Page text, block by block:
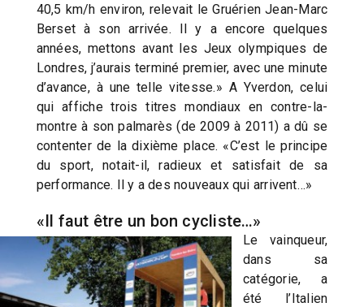
40,5 km/h environ, relevait le Gruérien Jean-Marc
Berset à son arrivée. Il y a encore quelques
années, mettons avant les Jeux olympiques de
Londres, j’aurais terminé premier, avec une minute
d’avance, à une telle vitesse.» A Yverdon, celui
qui affiche trois titres mondiaux en contre-la-
montre à son palmarès (de 2009 à 2011) a dû se
contenter de la dixième place. «C’est le principe
du sport, notait-il, radieux et satisfait de sa
performance. Il y a des nouveaux qui arrivent…»
«Il faut être un bon cycliste…»
Le vainqueur,
dans sa
catégorie, a
été l’Italien